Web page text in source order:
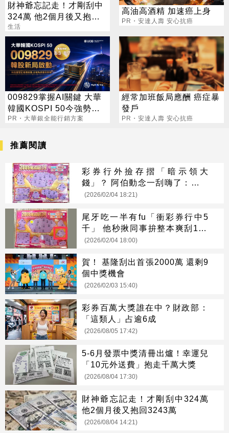
財神爺忘記走！才剛刮中
324萬 他2個月後又抱回
3243萬
生活
高油高酒精 加速癌上身
PR・安達人壽 安心抗癌
009829掌握AI關鍵 大華
韓國KOSPI 50今強勢開
募
PR・大華銀全能行銷方案
經常加班飯局應酬 癌症暴
發戶
PR・安達人壽 安心抗癌
推薦閱讀
彩券行外撿存摺「暗示領大
錢」？ 阿伯動念一刮嗨了：神明
有保佑
(2026/02/04 18:21)
尾牙吃一半有fu「衝彩券行中5
千」 他秒揪同事拚整本爽刮100
萬
(2026/02/04 18:00)
賀！ 基隆刮出首張2000萬 還剩9
個中獎機會
(2026/02/03 15:40)
彩券百萬大獎誰在中？財政部：
「這類人」占逾6成
(2026/08/05 17:42)
5-6月發票中獎清冊出爐！幸運兒
「10元外送費」抱走千萬大獎
(2026/08/04 17:30)
財神爺忘記走！才剛刮中324萬
他2個月後又抱回3243萬
(2026/08/04 14:21)